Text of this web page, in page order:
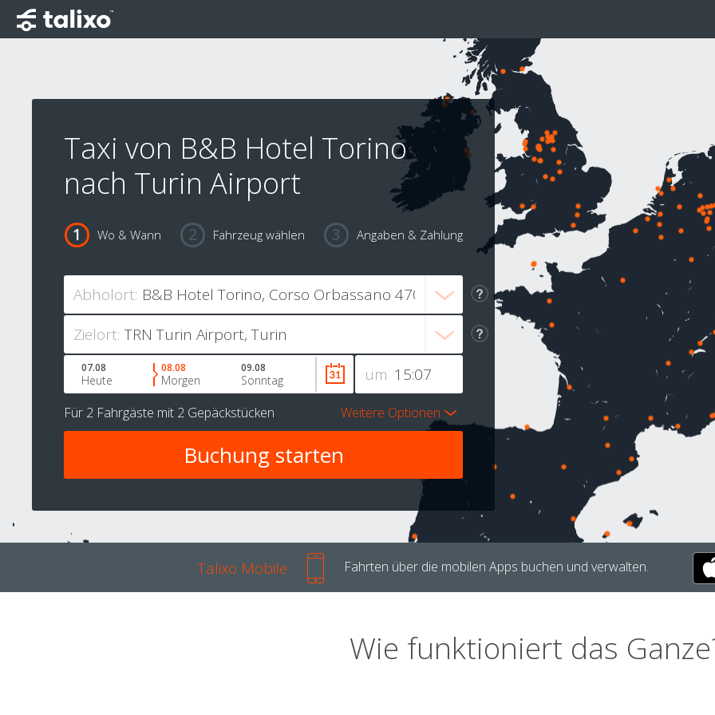
Taxi von B&B Hotel Torino
nach Turin Airport
Wo & Wann Fahrzeug wählen Angaben & Zahlung
Abholort:
Zielort:
um
07.08
Heute
08.08
Morgen
09.08
Sonntag
Für 2 Fahrgäste mit 2 Gepäckstücken Weitere Optionen
Talixo Mobile Fahrten über die mobilen Apps buchen und verwalten.
Wie funktioniert das